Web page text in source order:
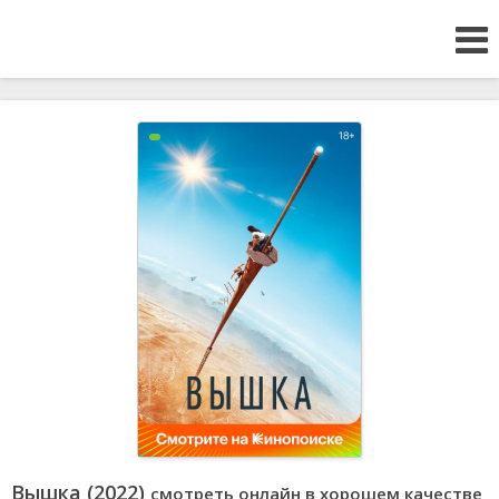
Вышка (2022) смотреть онлайн в хорошем качестве